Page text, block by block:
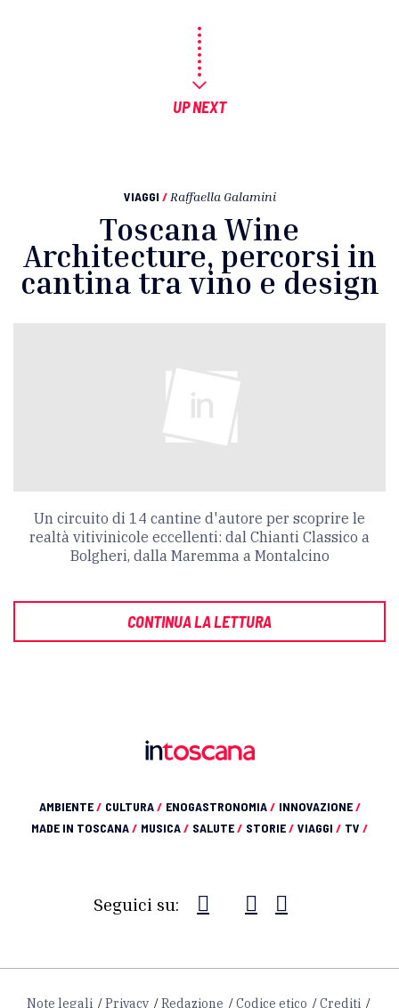
UP NEXT
VIAGGI / Raffaella Galamini
Toscana Wine
Architecture, percorsi in
cantina tra vino e design
Un circuito di 14 cantine d'autore per scoprire le
realtà vitivinicole eccellenti: dal Chianti Classico a
Bolgheri, dalla Maremma a Montalcino
CONTINUA LA LETTURA
AMBIENTE/ CULTURA/ ENOGASTRONOMIA/ INNOVAZIONE/
MADE IN TOSCANA/ MUSICA/ SALUTE/ STORIE/ VIAGGI / TV /
Seguici su:
Note legali Privacy Redazione Codice etico Crediti